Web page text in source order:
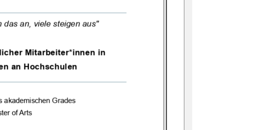
das an, viele steigen aus"
r Mitarbeiter*innen in
an Hochschulen
akademischen Grades
of Arts